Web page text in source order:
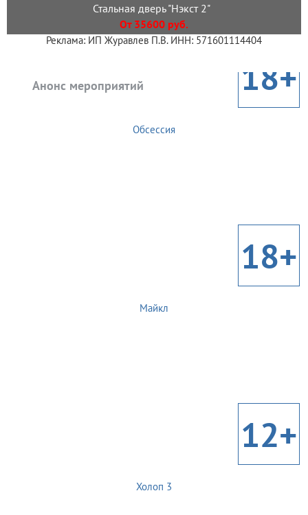
Стальная дверь "Нэкст 2"
От 35600 руб.
Реклама: ИП Журавлев П.В. ИНН: 571601114404
Анонс мероприятий 18+
Обсессия
18+
Майкл
12+
Холоп 3